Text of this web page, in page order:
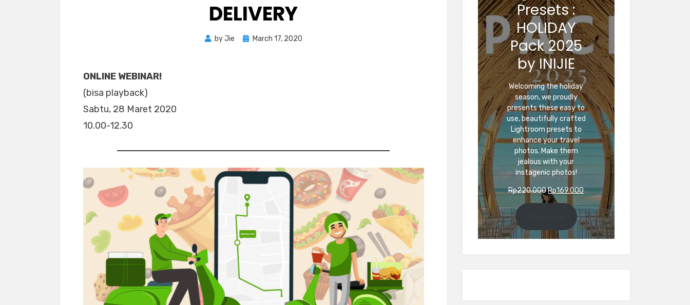
DELIVERY
byJie
PostedMarch 17, 2020
ONLINE WEBINAR!
(bisa playback)
Sabtu, 28 Maret 2020
10.00-12.30
Presets :
HOLIDAY
Pack 2025
by INIJIE
Welcoming the holiday
season, we proudly
presents these easy to
use, beautifully crafted
Lightroom presets to
enhance your travel
photos. Make them
jealous with your
instagenic photos!
Rp220.000Original
price
Rp220.000.
Rp169.000Current
price
is:
Rp169.000.